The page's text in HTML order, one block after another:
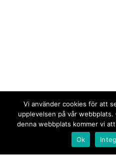
Vi använder cookies för att
upplevelsen på vår
denna webbplats kommer vi
Ok